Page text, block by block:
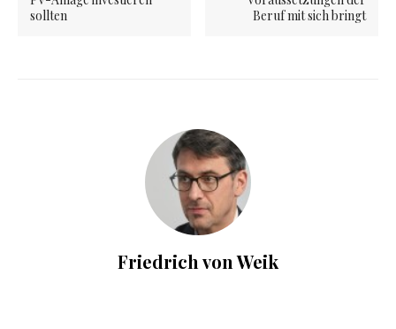
sollten
Beruf mit sich bringt
Friedrich von Weik